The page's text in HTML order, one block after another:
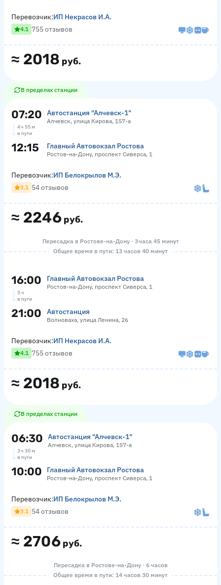
≈ 2018 руб.
Перевозчик:ИП Некрасов И.А.
4.1 755 отзывов
В пределах станции
07:20 Автостанция "Алчевск-1"
Алчевск, улица Кирова, 157-а
4 ч 55 м
в пути
12:15 Главный Автовокзал Ростова
Ростов-на-Дону, проспект Сиверса, 1
≈ 2246 руб.
Перевозчик:ИП Белокрылов М.Э.
3.1 54 отзывов
Пересадка в Ростове-на-Дону · 3 часа 45 минут
Общее время в пути: 13 часов 40 минут
16:00 Главный Автовокзал Ростова
Ростов-на-Дону, проспект Сиверса, 1
5 ч
в пути
21:00 Автостанция
Волноваха, улица Ленина, 26
≈ 2018 руб.
Перевозчик:ИП Некрасов И.А.
4.1 755 отзывов
В пределах станции
06:30 Автостанция "Алчевск-1"
Алчевск, улица Кирова, 157-а
3 ч 30 м
в пути
10:00 Главный Автовокзал Ростова
Ростов-на-Дону, проспект Сиверса, 1
≈ 2706 руб.
Перевозчик:ИП Белокрылов М.Э.
3.1 54 отзывов
Пересадка в Ростове-на-Дону · 6 часов
Общее время в пути: 14 часов 30 минут